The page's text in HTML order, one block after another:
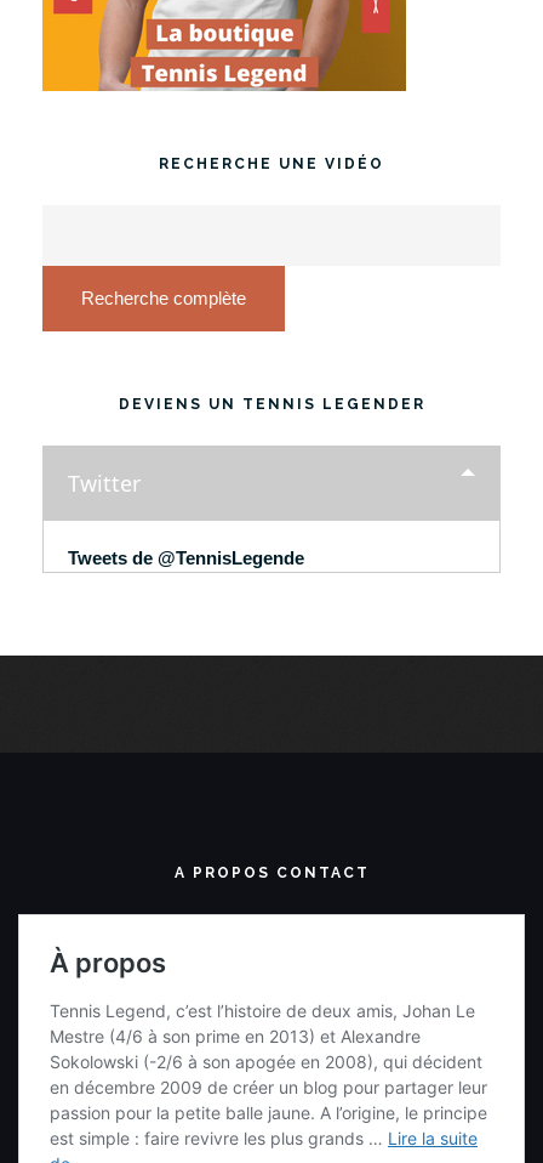
RECHERCHE UNE VIDÉO
Recherche complète
DEVIENS UN TENNIS LEGENDER
Twitter
Tweets de @TennisLegende
A PROPOS CONTACT